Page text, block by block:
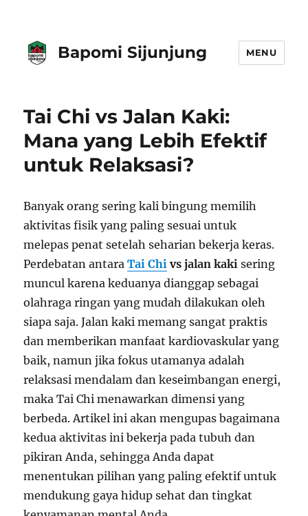
Bapomi Sijunjung MENU
Tai Chi vs Jalan Kaki:
Mana yang Lebih Efektif
untuk Relaksasi?
Banyak orang sering kali bingung memilih
aktivitas fisik yang paling sesuai untuk
melepas penat setelah seharian bekerja keras.
Perdebatan antaraTai Chi vs jalan kaki sering
muncul karena keduanya dianggap sebagai
olahraga ringan yang mudah dilakukan oleh
siapa saja. Jalan kaki memang sangat praktis
dan memberikan manfaat kardiovaskular yang
baik, namun jika fokus utamanya adalah
relaksasi mendalam dan keseimbangan energi,
maka Tai Chi menawarkan dimensi yang
berbeda. Artikel ini akan mengupas bagaimana
kedua aktivitas ini bekerja pada tubuh dan
pikiran Anda, sehingga Anda dapat
menentukan pilihan yang paling efektif untuk
mendukung gaya hidup sehat dan tingkat